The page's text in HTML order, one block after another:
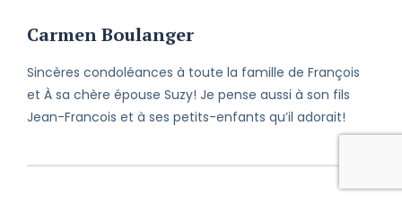
Carmen Boulanger
Sincères condoléances à toute la famille de François
et À sa chère épouse Suzy! Je pense aussi à son fils
Jean-Francois et à ses petits-enfants qu’il adorait!